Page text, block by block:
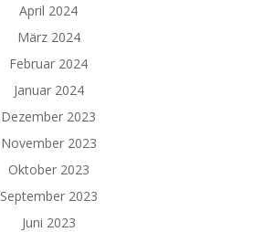
April 2024
März 2024
Februar 2024
Januar 2024
Dezember 2023
November 2023
Oktober 2023
September 2023
Juni 2023